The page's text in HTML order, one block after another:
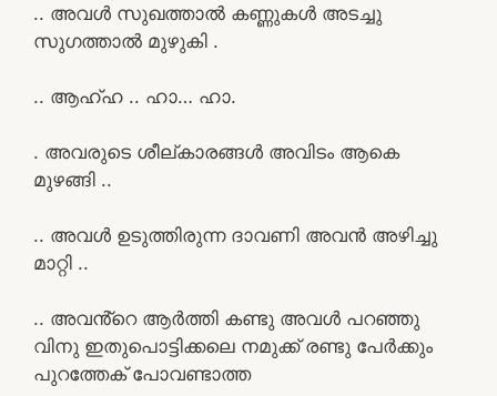
.. അവൾ സുഖത്താൽ കണ്ണുകൾ അടച്ചു
സുഗത്താൽ മുഴുകി .
.. ആഹ്ഹ .. ഹാ… ഹാ.
. അവരുടെ ശീല്കാരങ്ങൾ അവിടം ആകെ
മുഴങ്ങി ..
.. അവൾ ഉടുത്തിരുന്ന ദാവണി അവൻ അഴിച്ചു
മാറ്റി ..
.. അവൻ്റെ ആർത്തി കണ്ടു അവൾ പറഞ്ഞു
വിനു ഇതുപൊട്ടിക്കലെ നമുക്ക് രണ്ടു പേർക്കും
പുറത്തേക് പോവണ്ടാത്ത